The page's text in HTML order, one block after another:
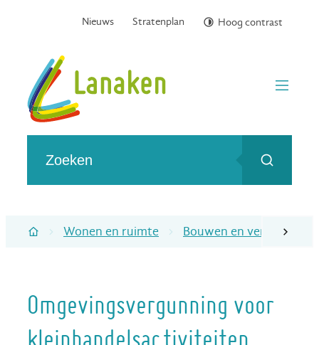
Naar inhoudNieuws Stratenplan Hoog contrast
Gemeente Lanaken
Zoeken
menu
scroll
Startpagina
Wonen en ruimte Bouwen en verbouwen
Omgevingsvergunning voor
kleinhandelsactiviteiten